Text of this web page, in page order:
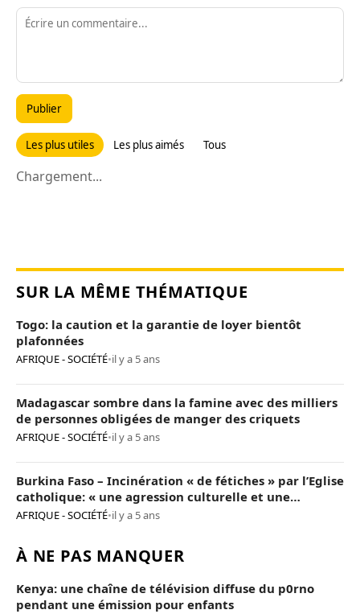
Publier
Les plus utiles Les plus aimés Tous
Chargement...
SUR LA MÊME THÉMATIQUE
Togo: la caution et la garantie de loyer bientôt
plafonnées
AFRIQUE - SOCIÉTÉ•il y a 5 ans
Madagascar sombre dans la famine avec des milliers
de personnes obligées de manger des criquets
AFRIQUE - SOCIÉTÉ•il y a 5 ans
Burkina Faso – Incinération « de fétiches » par l’Eglise
catholique: « une agression culturelle et une
provocation de trop »
AFRIQUE - SOCIÉTÉ•il y a 5 ans
À NE PAS MANQUER
Kenya: une chaîne de télévision diffuse du p0rno
pendant une émission pour enfants